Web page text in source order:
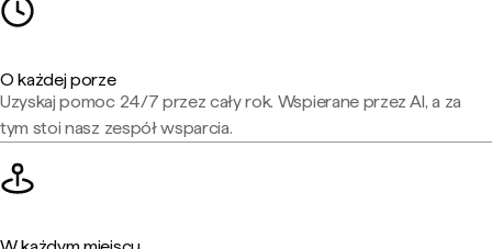
O każdej porze
Uzyskaj pomoc 24/7 przez cały rok. Wspierane przez AI, a za
tym stoi nasz zespół wsparcia.